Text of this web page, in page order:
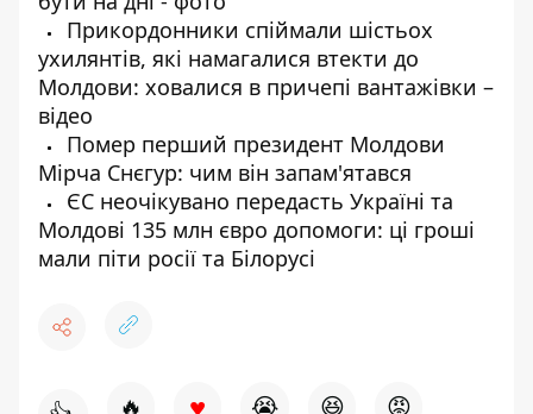
Прикордонники спіймали шістьох
ухилянтів, які намагалися втекти до
Молдови: ховалися в причепі вантажівки –
відео
Помер перший президент Молдови
Мірча Снєгур: чим він запам'ятався
ЄС неочікувано передасть Україні та
Молдові 135 млн євро допомоги: ці гроші
мали піти росії та Білорусі
🔥 😭 😆 😡